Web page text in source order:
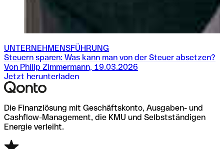
UNTERNEHMENSFÜHRUNG
Steuern sparen: Was kann man von der Steuer absetzen?
Von Philip Zimmermann, 19.03.2026
Jetzt herunterladen
Die Finanzlösung mit Geschäftskonto, Ausgaben- und
Cashflow-Management, die KMU und Selbstständigen
Energie verleiht.